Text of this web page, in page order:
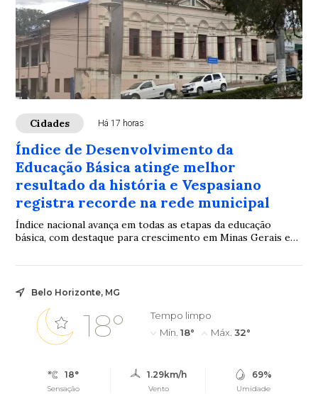
Cidades Há 17 horas
Índice de Desenvolvimento da
Educação Básica atinge melhor
resultado da história e Vespasiano
registra recorde na rede municipal
Índice nacional avança em todas as etapas da educação
básica, com destaque para crescimento em Minas Gerais e
Belo Horizonte, MG
18°
Tempo limpo
Mín. 18° Máx. 32°
18°
Sensação
1.29km/h
Vento
69%
Umidade